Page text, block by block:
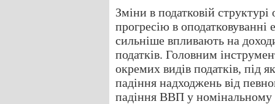
Зміни в податковій
прогресію в оподатковуванні
сильніше впливають на
податків. Головним
окремих видів податків, під
падіння надходжень від
падіння ВВП у номінальному